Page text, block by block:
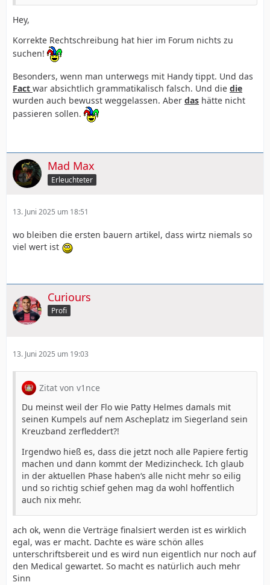
Hey,
Korrekte Rechtschreibung hat hier im Forum nichts zu
suchen!
Besonders, wenn man unterwegs mit Handy tippt. Und das
Fact war absichtlich grammatikalisch falsch. Und die die
wurden auch bewusst weggelassen. Aber das hätte nicht
passieren sollen.
Mad Max
Erleuchteter
13. Juni 2025 um 18:51
wo bleiben die ersten bauern artikel, dass wirtz niemals so
viel wert ist
Curiours
Profi
13. Juni 2025 um 19:03
Zitat von v1nce
Du meinst weil der Flo wie Patty Helmes damals mit
seinen Kumpels auf nem Ascheplatz im Siegerland sein
Kreuzband zerfleddert?!
Irgendwo hieß es, dass die jetzt noch alle Papiere fertig
machen und dann kommt der Medizincheck. Ich glaub
in der aktuellen Phase haben‘s alle nicht mehr so eilig
und so richtig schief gehen mag da wohl hoffentlich
auch nix mehr.
ach ok, wenn die Verträge finalsiert werden ist es wirklich
egal, was er macht. Dachte es wäre schön alles
unterschriftsbereit und es wird nun eigentlich nur noch auf
den Medical gewartet. So macht es natürlich auch mehr
Sinn